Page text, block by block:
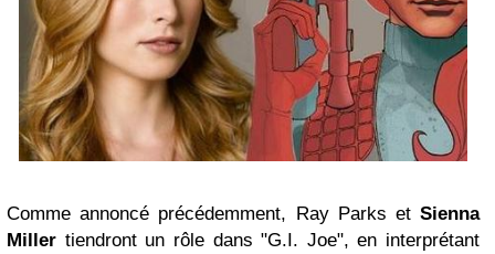
Comme annoncé précédemment, Ray Parks et Sienna
Miller tiendront un rôle dans "G.I. Joe", en interprétant